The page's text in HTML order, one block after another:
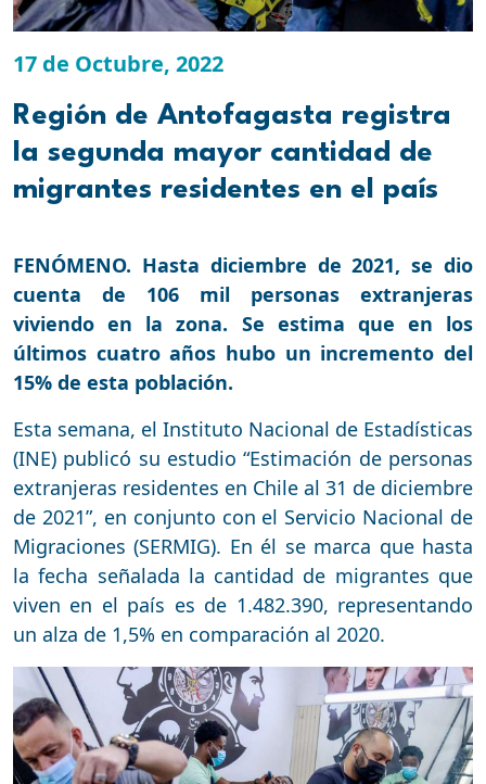
17 de Octubre, 2022
Región de Antofagasta registra
la segunda mayor cantidad de
migrantes residentes en el país
FENÓMENO. Hasta diciembre de 2021, se dio
cuenta de 106 mil personas extranjeras
viviendo en la zona. Se estima que en los
últimos cuatro años hubo un incremento del
15% de esta población.
Esta semana, el Instituto Nacional de Estadísticas
(INE) publicó su estudio “Estimación de personas
extranjeras residentes en Chile al 31 de diciembre
de 2021”, en conjunto con el Servicio Nacional de
Migraciones (SERMIG). En él se marca que hasta
la fecha señalada la cantidad de migrantes que
viven en el país es de 1.482.390, representando
un alza de 1,5% en comparación al 2020.